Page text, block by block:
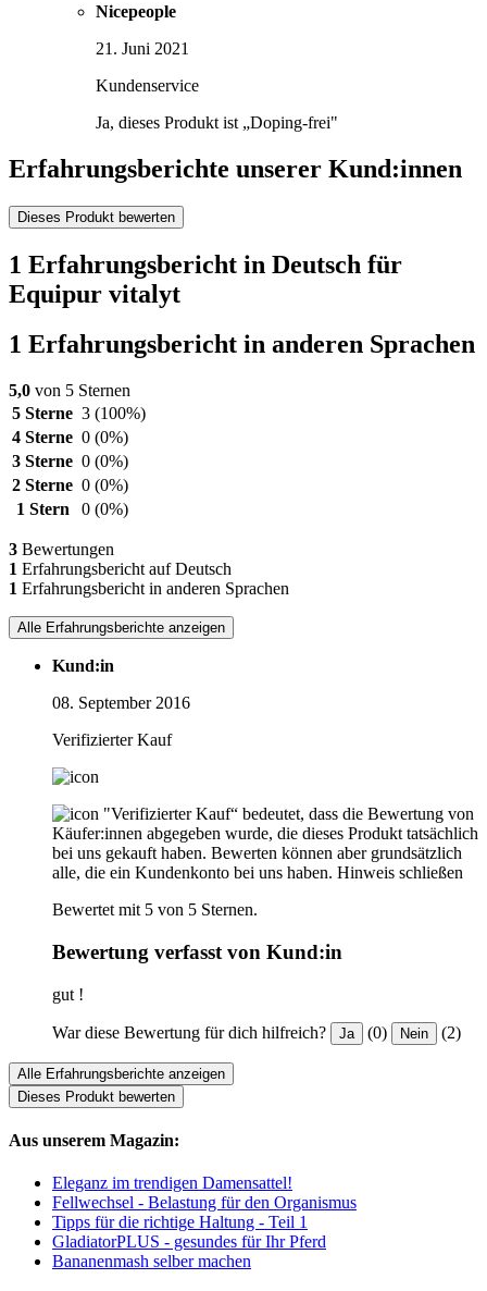
Nicepeople
21. Juni 2021
Kundenservice
Ja, dieses Produkt ist „Doping-frei"
Erfahrungsberichte unserer Kund:innen
Dieses Produkt bewerten
1 Erfahrungsbericht in Deutsch für
Equipur vitalyt
1 Erfahrungsbericht in anderen Sprachen
5,0 von 5 Sternen
5 Sterne 3 (100%)
4 Sterne 0 (0%)
3 Sterne 0 (0%)
2 Sterne 0 (0%)
1 Stern
0 (0%)
3 Bewertungen
1 Erfahrungsbericht auf Deutsch
1 Erfahrungsbericht in anderen Sprachen
Alle Erfahrungsberichte anzeigen
Kund:in
08. September 2016
Verifizierter Kauf
"Verifizierter Kauf“ bedeutet, dass die Bewertung von
Käufer:innen abgegeben wurde, die dieses Produkt tatsächlich
bei uns gekauft haben. Bewerten können aber grundsätzlich
alle, die ein Kundenkonto bei uns haben. Hinweis schließen
Bewertet mit 5 von 5 Sternen.
Bewertung verfasst von Kund:in
gut !
War diese Bewertung für dich hilfreich? Ja (0) Nein (2)
Alle Erfahrungsberichte anzeigen
Dieses Produkt bewerten
Aus unserem Magazin:
Eleganz im trendigen Damensattel!
Fellwechsel - Belastung für den Organismus
Tipps für die richtige Haltung - Teil 1
GladiatorPLUS - gesundes für Ihr Pferd
Bananenmash selber machen